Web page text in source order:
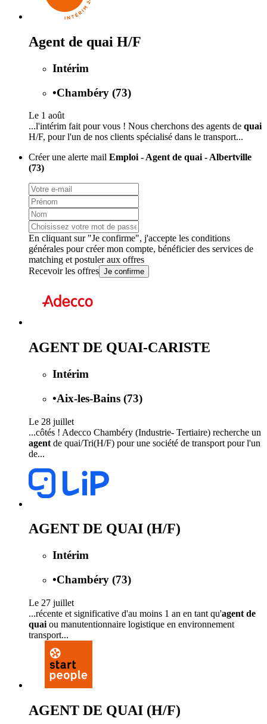
Agent de quai H/F
Intérim
•Chambéry (73)
Le 1 août
...l'intérim fait pour vous ! Nous cherchons des agents de quai
H/F, pour l'un de nos clients spécialisé dans le transport...
Créer une alerte mail Emploi - Agent de quai - Albertville
(73)
En cliquant sur "Je confirme", j'accepte les conditions
générales pour créer mon compte, bénéficier des services de
matching et postuler aux offres
Recevoir les offres Je confirme
AGENT DE QUAI-CARISTE
Intérim
•Aix-les-Bains (73)
Le 28 juillet
...côtés ! Adecco Chambéry (Industrie- Tertiaire) recherche un
agent de quai/Tri(H/F) pour une société de transport pour l'un
de...
AGENT DE QUAI (H/F)
Intérim
•Chambéry (73)
Le 27 juillet
...récente et significative d'au moins 1 an en tant qu'agent de
quai ou manutentionnaire logistique en environnement
transport...
AGENT DE QUAI (H/F)